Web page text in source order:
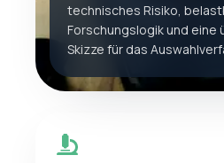
technisches Risiko,
Forschungslogik und eine
Skizze für das